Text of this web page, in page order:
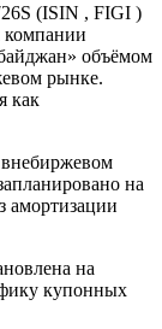
(ISIN , FIGI )
объёмом
рынке.
как
на
амортизации
на
купонных